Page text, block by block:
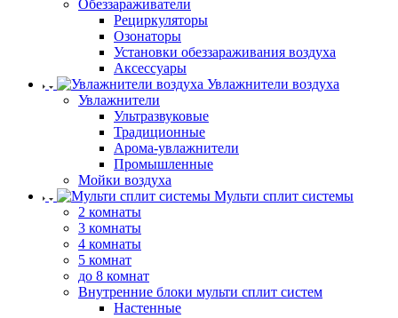
Обеззараживатели
Рециркуляторы
Озонаторы
Установки обеззараживания воздуха
Аксессуары
Увлажнители воздуха
Увлажнители
Ультразвуковые
Традиционные
Арома-увлажнители
Промышленные
Мойки воздуха
Мульти сплит системы
2 комнаты
3 комнаты
4 комнаты
5 комнат
до 8 комнат
Внутренние блоки мульти сплит систем
Настенные